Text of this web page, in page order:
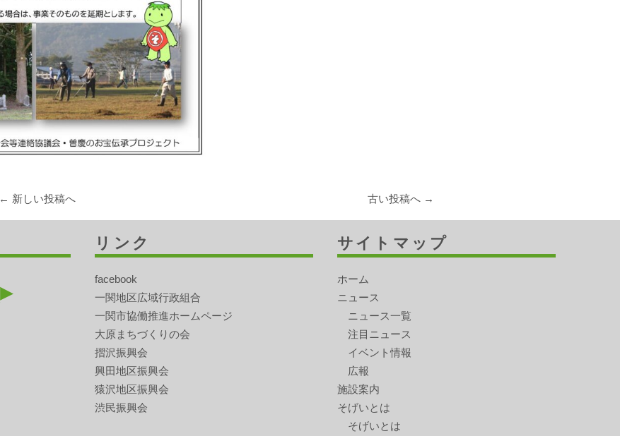
← 新しい投稿へ 古い投稿へ →
リンク
facebook
一関地区広域行政組合
一関市協働推進ホームページ
大原まちづくりの会
摺沢振興会
興田地区振興会
猿沢地区振興会
渋民振興会
サイトマップ
ホーム
ニュース
ニュース一覧
注目ニュース
イベント情報
広報
施設案内
そげいとは
そげいとは